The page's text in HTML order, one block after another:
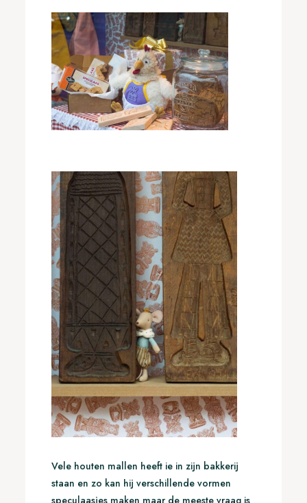
Vele houten mallen heeft ie in zijn bakkerij
staan en zo kan hij verschillende vormen
speculaasjes maken maar de meeste vraag is